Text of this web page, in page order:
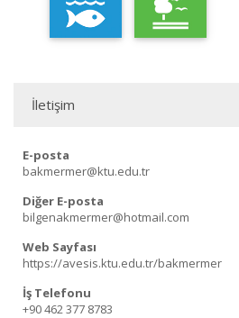
İletişim
E-posta
bakmermer@ktu.edu.tr
Diğer E-posta
bilgenakmermer@hotmail.com
Web Sayfası
https://avesis.ktu.edu.tr/bakmermer
İş Telefonu
+90 462 377 8783